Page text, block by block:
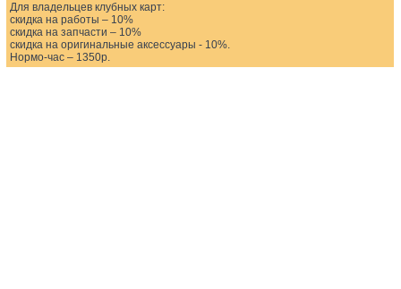
Для владельцев клубных карт:
скидка на работы – 10%
скидка на запчасти – 10%
скидка на оригинальные аксессуары - 10%.
Нормо-час – 1350р.